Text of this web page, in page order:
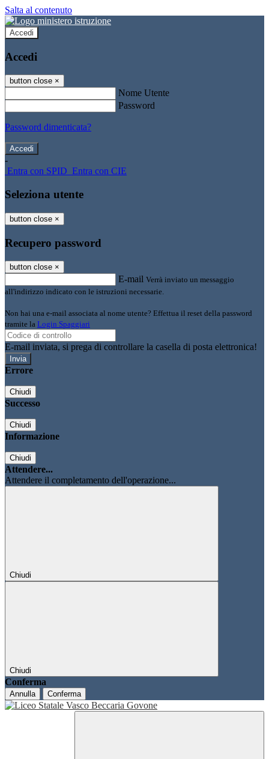
Salta al contenuto
Accedi
Accedi
button close ×
Nome Utente
Password
Password dimenticata?
-
Entra con SPID Entra con CIE
Seleziona utente
button close ×
Recupero password
button close ×
E-mail Verrà inviato un messaggio
all'indirizzo indicato con le istruzioni necessarie.
Non hai una e-mail associata al nome utente? Effettua il reset della password
tramite la Login Spaggiari
E-mail inviata, si prega di controllare la casella di posta elettronica!
Errore
Chiudi
Successo
Chiudi
Informazione
Chiudi
Attendere...
Attendere il completamento dell'operazione...
Chiudi
Chiudi
Conferma
Annulla Conferma